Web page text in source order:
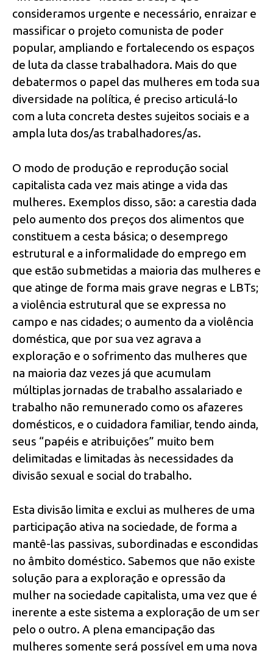
consideramos urgente e necessário, enraizar e
massificar o projeto comunista de poder
popular, ampliando e fortalecendo os espaços
de luta da classe trabalhadora. Mais do que
debatermos o papel das mulheres em toda sua
diversidade na política, é preciso articulá-lo
com a luta concreta destes sujeitos sociais e a
ampla luta dos/as trabalhadores/as.
O modo de produção e reprodução social
capitalista cada vez mais atinge a vida das
mulheres. Exemplos disso, são: a carestia dada
pelo aumento dos preços dos alimentos que
constituem a cesta básica; o desemprego
estrutural e a informalidade do emprego em
que estão submetidas a maioria das mulheres e
que atinge de forma mais grave negras e LBTs;
a violência estrutural que se expressa no
campo e nas cidades; o aumento da a violência
doméstica, que por sua vez agrava a
exploração e o sofrimento das mulheres que
na maioria daz vezes já que acumulam
múltiplas jornadas de trabalho assalariado e
trabalho não remunerado como os afazeres
domésticos, e o cuidadora familiar, tendo ainda,
seus “papéis e atribuições” muito bem
delimitadas e limitadas às necessidades da
divisão sexual e social do trabalho.
Esta divisão limita e exclui as mulheres de uma
participação ativa na sociedade, de forma a
mantê-las passivas, subordinadas e escondidas
no âmbito doméstico. Sabemos que não existe
solução para a exploração e opressão da
mulher na sociedade capitalista, uma vez que é
inerente a este sistema a exploração de um ser
pelo o outro. A plena emancipação das
mulheres somente será possível em uma nova